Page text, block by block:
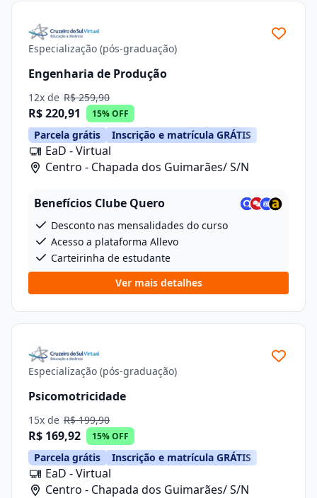
Especialização (pós-graduação)
Engenharia de Produção
12x de R$ 259,90
R$ 220,91 15% OFF
Parcela grátis Inscrição e matrícula GRÁTIS
EaD - Virtual
Centro - Chapada dos Guimarães/ S/N
Benefícios Clube Quero
Desconto nas mensalidades do curso
Acesso a plataforma Allevo
Carteirinha de estudante
Ver mais detalhes
Especialização (pós-graduação)
Psicomotricidade
15x de R$ 199,90
R$ 169,92 15% OFF
Parcela grátis Inscrição e matrícula GRÁTIS
EaD - Virtual
Centro - Chapada dos Guimarães/ S/N